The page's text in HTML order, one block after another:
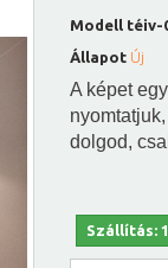
Modell téiv-
Állapot Új
A képet
dolgod,
Szállítás: